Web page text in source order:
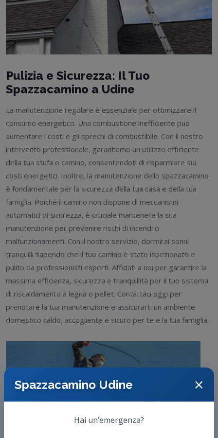
Spazzacamino Udine ×
Hai un’emergenza?
Pulizia e Sicurezza: Il Tuo
Spazzacamino a Udine
La manutenzione regolare è essenziale per ottimizzare il
consumo energetico. Una combustione inefficiente può
aumentare i costi e gli sprechi di combustibile. Con il nostro
intervento professionale, garantiamo un utilizzo efficiente
della tua stufa o camino, consentendoti di risparmiare sui
costi energetici. Inoltre, la manutenzione dello spazzacamino
è fondamentale per la sicurezza della tua casa e della tua
famiglia. Poiché il camino non dispone di meccanismi
automatici di sicurezza, è cruciale mantenere la sua
manutenzione per prevenire rischi di incendi o
malfunzionamenti. Con il nostro servizio, dormirai sonni
tranquilli sapendo che il tuo camino è stato ispezionato e
pulito da professionisti esperti. Affidati a noi per garantire la
massima efficienza, sicurezza e tranquillità per il tuo sistema
di riscaldamento a legna o pellet. Contattaci oggi per
prenotare la tua manutenzione e assicurarti un ambiente
domestico caldo, accogliente e sicuro per te e la tua famiglia.